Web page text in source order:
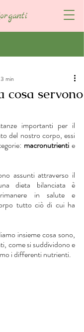
cosa servono
min
importanti per il
del nostro corpo, essi
macronutrienti
assunti attraverso il
dieta bilanciata è
in salute e
tutto ciò di cui ha
insieme cosa sono,
come si suddividono e
i differenti nutrienti.